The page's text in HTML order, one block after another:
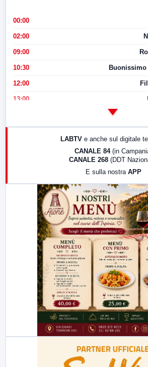
00:00
02:00
09:00
10:30 Buonissimo
12:00
13:00
LABTV e anche sul digitale
CANALE 84 (in
CANALE 268 (DDT
E sulla nostra APP